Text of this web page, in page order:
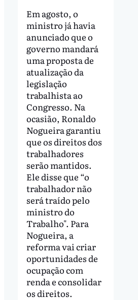
Em agosto, o
ministro já havia
anunciado que o
governo mandará
uma proposta de
atualização da
legislação
trabalhista ao
Congresso. Na
ocasião, Ronaldo
Nogueira garantiu
que os direitos dos
trabalhadores
serão mantidos.
Ele disse que “o
trabalhador não
será traído pelo
ministro do
Trabalho". Para
Nogueira, a
reforma vai criar
oportunidades de
ocupação com
renda e consolidar
os direitos.